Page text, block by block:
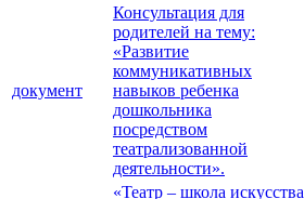
документ
Консультация для
родителей на тему:
«Развитие
коммуникативных
навыков ребенка
дошкольника
посредством
театрализованной
деятельности».
«Театр – школа искусства